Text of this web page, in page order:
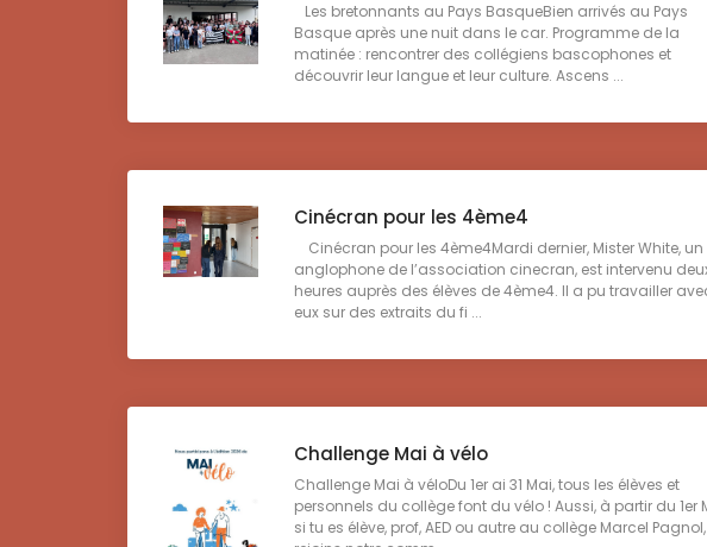
Les bretonnants au Pays BasqueBien arrivés au Pays
Basque après une nuit dans le car. Programme de la
matinée : rencontrer des collégiens bascophones et
découvrir leur langue et leur culture. Ascens ...
Cinécran pour les 4ème4
Cinécran pour les 4ème4Mardi dernier, Mister White, un
anglophone de l’association cinecran, est intervenu
heures auprès des élèves de 4ème4. Il a pu travailler
eux sur des extraits du fi ...
Challenge Mai à vélo
Challenge Mai à véloDu 1er ai 31 Mai, tous les élèves et
personnels du collège font du vélo ! Aussi, à partir du 1er
si tu es élève, prof, AED ou autre au collège Marcel Pagnol,